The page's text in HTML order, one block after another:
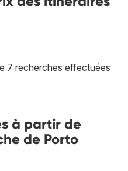
7 recherches effectuées
à partir de
de Porto